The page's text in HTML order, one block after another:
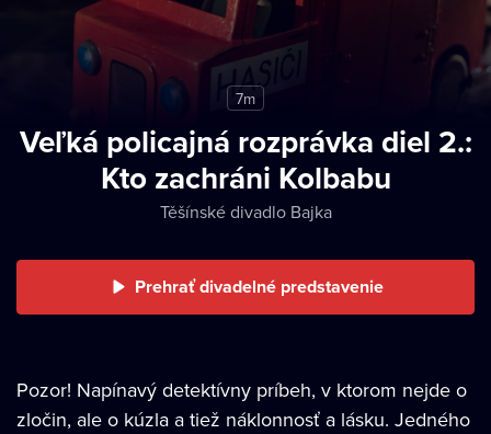
Zaregistrujte sa
7m
Veľká policajná rozprávka diel 2.:
Kto zachráni Kolbabu
Těšínské divadlo Bajka
Prehrať divadelné predstavenie
Pozor! Napínavý detektívny príbeh, v ktorom nejde o
zločin, ale o kúzla a tiež náklonnosť a lásku. Jedného